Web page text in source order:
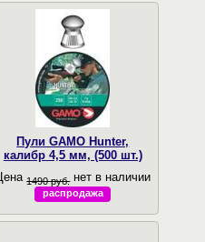
Пули GAMO Hunter,
калибр 4,5 мм, (500 шт.)
Цена 1490 руб. нет в наличии
распродажа